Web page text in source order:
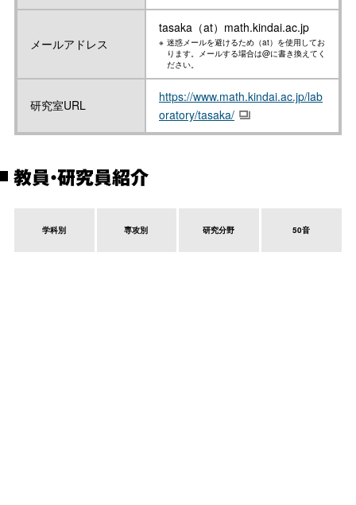
メールアドレス
tasaka（at）math.kindai.ac.jp
迷惑メールを避けるため（at）を使用してお
ります。メールする場合は@に書き換えてく
ださい。
研究室URL
https://www.math.kindai.ac.jp/lab
oratory/tasaka/
教員・研究員紹介
学科別 専攻別 研究分野 50音